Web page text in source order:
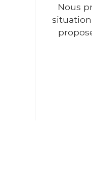
Nous